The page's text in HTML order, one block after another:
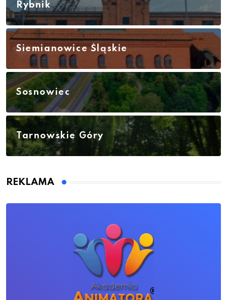
Rybnik
Siemianowice Śląskie
Sosnowiec
Tarnowskie Góry
REKLAMA